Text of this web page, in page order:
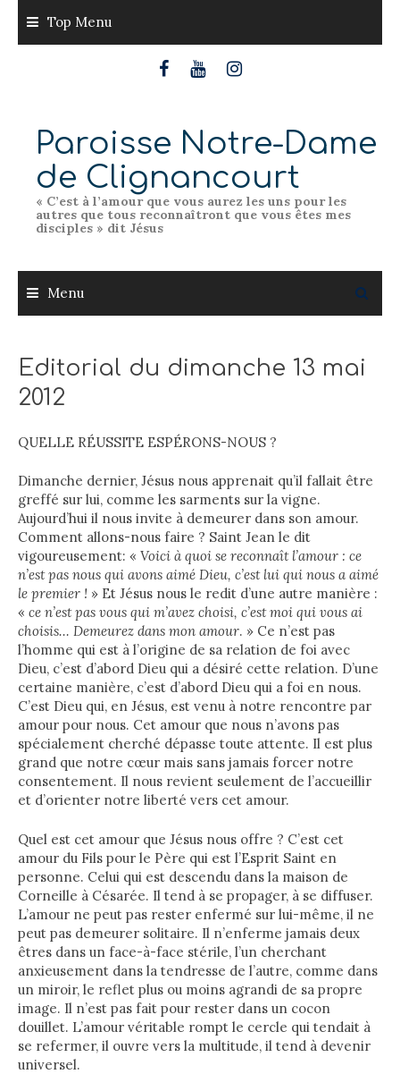
content
Top Menu
Paroisse Notre-Dame
de Clignancourt
« C’est à l’amour que vous aurez les uns pour les
autres que tous reconnaîtront que vous êtes mes
disciples » dit Jésus
Menu
Editorial du dimanche 13 mai
2012
QUELLE RÉUSSITE ESPÉRONS-NOUS ?
Dimanche dernier, Jésus nous apprenait qu’il fallait être
greffé sur lui, comme les sarments sur la vigne.
Aujourd’hui il nous invite à demeurer dans son amour.
Comment allons-nous faire ? Saint Jean le dit
vigoureusement: « Voici à quoi se reconnaît l’amour : ce
n’est pas nous qui avons aimé Dieu, c’est lui qui nous a aimé
le premier ! » Et Jésus nous le redit d’une autre manière :
« ce n’est pas vous qui m’avez choisi, c’est moi qui vous ai
choisis… Demeurez dans mon amour. » Ce n’est pas
l’homme qui est à l’origine de sa relation de foi avec
Dieu, c’est d’abord Dieu qui a désiré cette relation. D’une
certaine manière, c’est d’abord Dieu qui a foi en nous.
C’est Dieu qui, en Jésus, est venu à notre rencontre par
amour pour nous. Cet amour que nous n’avons pas
spécialement cherché dépasse toute attente. Il est plus
grand que notre cœur mais sans jamais forcer notre
consentement. Il nous revient seulement de l’accueillir
et d’orienter notre liberté vers cet amour.
Quel est cet amour que Jésus nous offre ? C’est cet
amour du Fils pour le Père qui est l’Esprit Saint en
personne. Celui qui est descendu dans la maison de
Corneille à Césarée. Il tend à se propager, à se diffuser.
L’amour ne peut pas rester enfermé sur lui-même, il ne
peut pas demeurer solitaire. Il n’enferme jamais deux
êtres dans un face-à-face stérile, l’un cherchant
anxieusement dans la tendresse de l’autre, comme dans
un miroir, le reflet plus ou moins agrandi de sa propre
image. Il n’est pas fait pour rester dans un cocon
douillet. L’amour véritable rompt le cercle qui tendait à
se refermer, il ouvre vers la multitude, il tend à devenir
universel.